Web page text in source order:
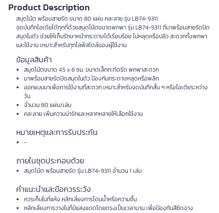
Product Description
สมุดโน้ต พร้อมสายรัด ขนาด 80 แผ่น คละลาย รุ่น LB74-9311
จดบันทึกไอเดียได้ทุกที่ด้วยสมุดโน้ตขนาดพกพา รุ่น LB74-9311 ที่มาพร้อมสายรัดปิด
สมุดในตัว ช่วยให้เก็บรักษาหน้ากระดาษได้เรียบร้อย ไม่หลุดหรือปลิว สะดวกทั้งพกพา
และใช้งาน เหมาะสำหรับทุกไลฟ์สไตล์ของผู้ใช้งาน
ข้อมูลสินค้า
สมุดโน้ตขนาด 4.5 x 8 ซม. ขนาดเล็กกะทัดรัด พกพาสะดวก
มาพร้อมสายรัดปิดสมุดในตัว ป้องกันกระดาษหลุดหรือพลิก
ออกแบบมาเพื่อการใช้งานที่สะดวก เหมาะสำหรับจดบันทึกสั้น ๆ หรือไอเดียระหว่าง
วัน
จำนวน 80 แผ่น/เล่ม
คละลาย เพิ่มความน่ารักและหลากหลายให้เลือกใช้งาน
หมายเหตุและการรับประกัน
-
ภายในชุดประกอบด้วย
สมุดโน้ต พร้อมสายรัด รุ่น LB74-9311 จำนวน 1 เล่ม
คำแนะนำและข้อควรระวัง
ควรเก็บในที่แห้ง หลีกเลี่ยงการโดนน้ำหรือความชื้น
หลีกเลี่ยงการวางในที่มีแสงแดดโดยตรงเป็นเวลานาน เพื่อป้องกันสีซีดจาง